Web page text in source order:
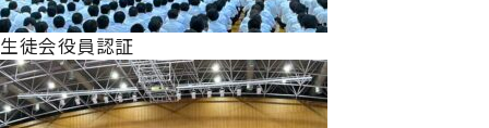
生徒会役員認証